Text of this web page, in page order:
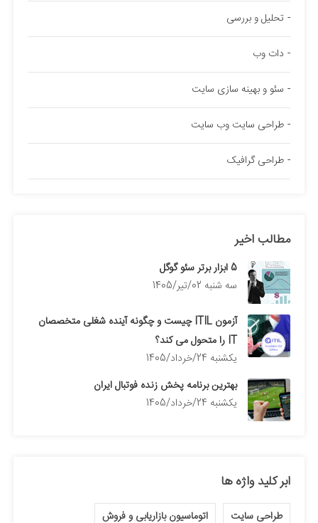
تحلیل و بررسی
دات وب
سئو و بهینه سازی سایت
طراحی سایت وب سایت
طراحی گرافیک
مطالب اخیر
5 ابزار برتر سئو گوگل
سه شنبه 02/تیر/1405
آزمون ITIL چیست و چگونه آینده شغلی متخصصان
IT را متحول می کند؟
يكشنبه 24/خرداد/1405
بهترین برنامه پخش زنده فوتبال ایران
يكشنبه 24/خرداد/1405
ابر کلید واژه ها
طراحی سایت اتوماسیون بازاریابی و فروش